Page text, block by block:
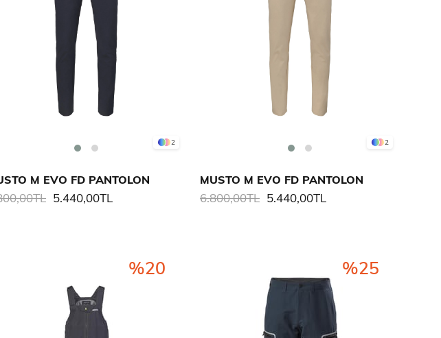
2
M EVO FD PANTOLON
5.440,00TL
2
MUSTO M EVO FD PANTOLON
5.440,00TL
6.800,00TL
%20 %25